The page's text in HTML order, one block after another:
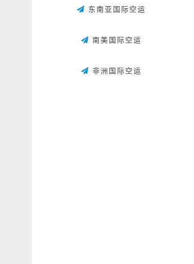
东南亚国际空运
南美国际空运
非洲国际空运